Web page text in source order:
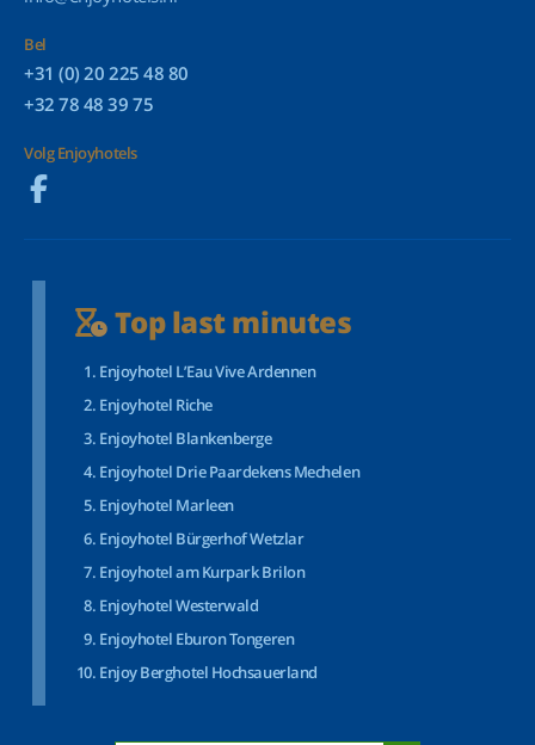
Bel
+31 (0) 20 225 48 80
+32 78 48 39 75
Volg Enjoyhotels
Top last minutes
Enjoyhotel L’Eau Vive Ardennen
Enjoyhotel Riche
Enjoyhotel Blankenberge
Enjoyhotel Drie Paardekens Mechelen
Enjoyhotel Marleen
Enjoyhotel Bürgerhof Wetzlar
Enjoyhotel am Kurpark Brilon
Enjoyhotel Westerwald
Enjoyhotel Eburon Tongeren
Enjoy Berghotel Hochsauerland